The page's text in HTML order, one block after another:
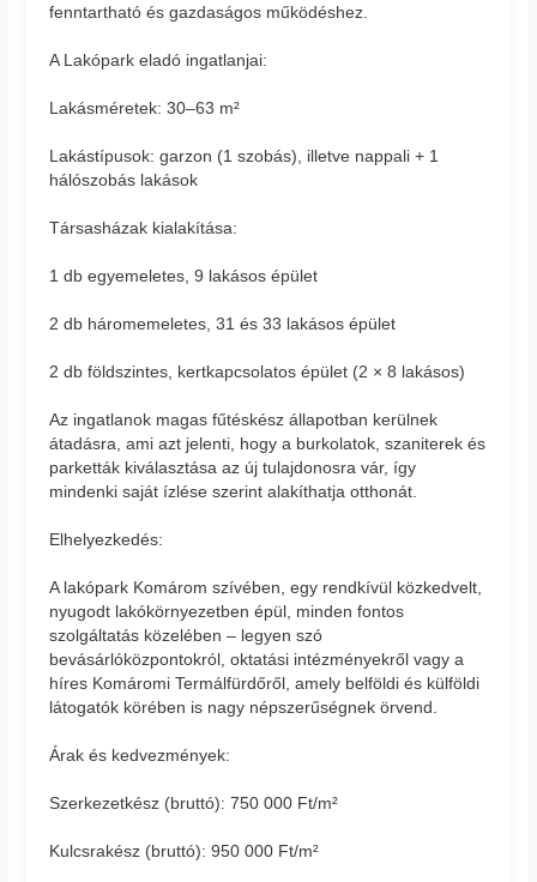
fenntartható és gazdaságos működéshez.
A Lakópark eladó ingatlanjai:
Lakásméretek: 30–63 m²
Lakástípusok: garzon (1 szobás), illetve nappali + 1
hálószobás lakások
Társasházak kialakítása:
1 db egyemeletes, 9 lakásos épület
2 db háromemeletes, 31 és 33 lakásos épület
2 db földszintes, kertkapcsolatos épület (2 × 8 lakásos)
Az ingatlanok magas fűtéskész állapotban kerülnek
átadásra, ami azt jelenti, hogy a burkolatok, szaniterek és
parketták kiválasztása az új tulajdonosra vár, így
mindenki saját ízlése szerint alakíthatja otthonát.
Elhelyezkedés:
A lakópark Komárom szívében, egy rendkívül közkedvelt,
nyugodt lakókörnyezetben épül, minden fontos
szolgáltatás közelében – legyen szó
bevásárlóközpontokról, oktatási intézményekről vagy a
híres Komáromi Termálfürdőről, amely belföldi és külföldi
látogatók körében is nagy népszerűségnek örvend.
Árak és kedvezmények:
Szerkezetkész (bruttó): 750 000 Ft/m²
Kulcsrakész (bruttó): 950 000 Ft/m²